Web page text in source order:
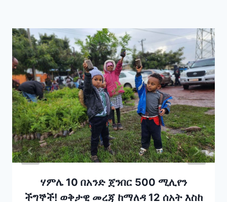
ሃምሌ 10 በአንድ ጀንበር 500 ሚሊየን
ችግኞች! ወቅታዊ መረጃ ከማለዳ 12 ሰአት እስከ